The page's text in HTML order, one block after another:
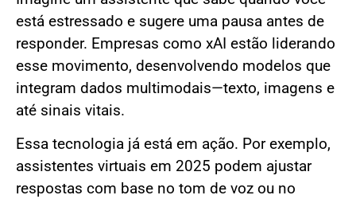
está estressado e sugere uma pausa antes de
responder. Empresas como xAI estão liderando
esse movimento, desenvolvendo modelos que
integram dados multimodais—texto, imagens e
até sinais vitais.
Essa tecnologia já está em ação. Por exemplo,
assistentes virtuais em 2025 podem ajustar
respostas com base no tom de voz ou no